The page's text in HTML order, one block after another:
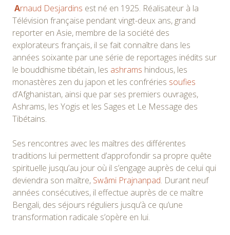
Arnaud Desjardins est né en 1925. Réalisateur à la
Télévision française pendant vingt-deux ans, grand
reporter en Asie, membre de la société des
explorateurs français, il se fait connaître dans les
années soixante par une série de reportages inédits sur
le bouddhisme tibétain, les ashrams hindous, les
monastères zen du japon et les confréries soufies
d’Afghanistan, ainsi que par ses premiers ouvrages,
Ashrams, les Yogis et les Sages et Le Message des
Tibétains.
Ses rencontres avec les maîtres des différentes
traditions lui permettent d’approfondir sa propre quête
spirituelle jusqu’au jour où il s’engage auprès de celui qui
deviendra son maître, Swâmi Prajnanpad. Durant neuf
années consécutives, il effectue auprès de ce maître
Bengali, des séjours réguliers jusqu’à ce qu’une
transformation radicale s’opère en lui.